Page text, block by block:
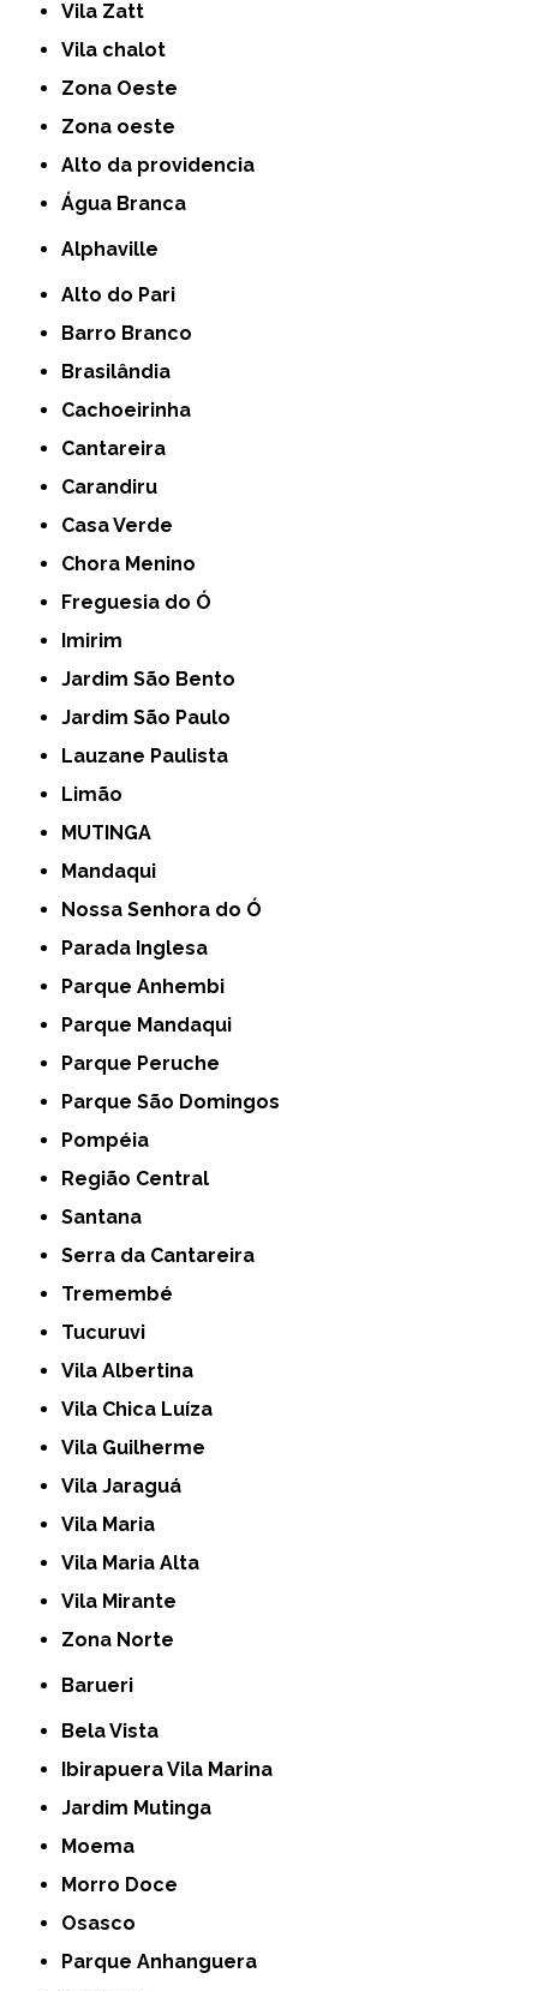
Vila Zatt
Vila chalot
Zona Oeste
Zona oeste
alto da providencia
Água Branca
Alphaville
Alto do Pari
Barro Branco
Brasilândia
Cachoeirinha
Cantareira
Carandiru
Casa Verde
Chora Menino
Freguesia do Ó
Imirim
Jardim São Bento
Jardim São Paulo
Lauzane Paulista
Limão
MUTINGA
Mandaqui
Nossa Senhora do Ó
Parada Inglesa
Parque Anhembi
Parque Mandaqui
Parque Peruche
Parque São Domingos
Pompéia
Região Central
Santana
Serra da Cantareira
Tremembé
Tucuruvi
Vila Albertina
Vila Chica Luíza
Vila Guilherme
Vila Jaraguá
Vila Maria
Vila Maria Alta
Vila Mirante
Zona Norte
Barueri
Bela Vista
Ibirapuera Vila Marina
Jardim Mutinga
Moema
Morro Doce
Osasco
Parque Anhanguera